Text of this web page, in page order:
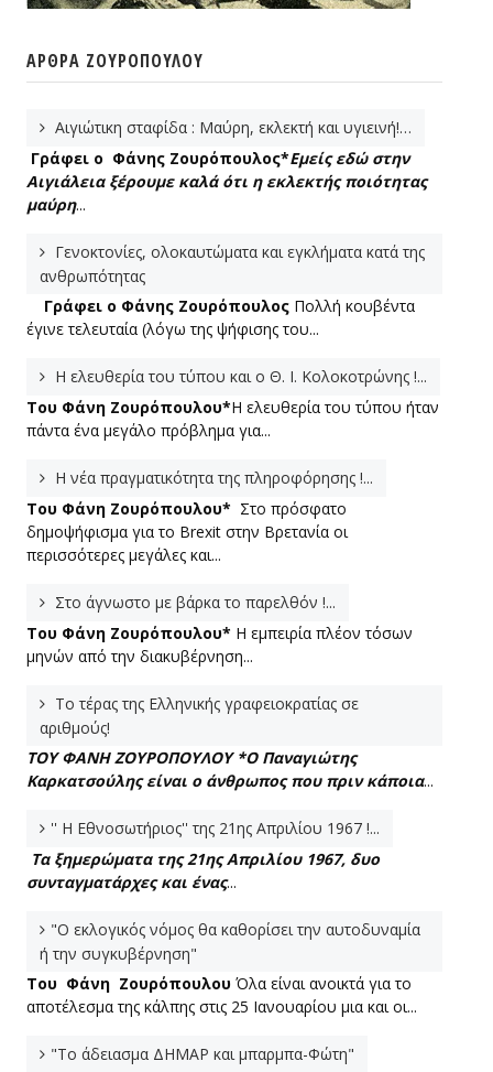
ΆΡΘΡΑ ΖΟΥΡΌΠΟΥΛΟΥ
Αιγιώτικη σταφίδα : Μαύρη, εκλεκτή και υγιεινή!…
Γράφει ο Φάνης Ζουρόπουλος*Εμείς εδώ στην
Αιγιάλεια ξέρουμε καλά ότι η εκλεκτής ποιότητας
μαύρη...
Γενοκτονίες, ολοκαυτώματα και εγκλήματα κατά της
ανθρωπότητας
Γράφει ο Φάνης Ζουρόπουλος Πολλή κουβέντα
έγινε τελευταία (λόγω της ψήφισης του...
Η ελευθερία του τύπου και ο Θ. Ι. Κολοκοτρώνης !...
Του Φάνη Ζουρόπουλου*Η ελευθερία του τύπου ήταν
πάντα ένα μεγάλο πρόβλημα για...
Η νέα πραγματικότητα της πληροφόρησης !...
Του Φάνη Ζουρόπουλου* Στο πρόσφατο
δημοψήφισμα για το Brexit στην Βρετανία οι
περισσότερες μεγάλες και...
Στο άγνωστο με βάρκα το παρελθόν !...
Του Φάνη Ζουρόπουλου* Η εμπειρία πλέον τόσων
μηνών από την διακυβέρνηση...
Το τέρας της Ελληνικής γραφειοκρατίας σε
αριθμούς!
ΤΟΥ ΦΑΝΗ ΖΟΥΡΟΠΟΥΛΟΥ *Ο Παναγιώτης
Καρκατσούλης είναι ο άνθρωπος που πριν κάποια...
'' Η Εθνοσωτήριος'' της 21ης Απριλίου 1967 !...
Τα ξημερώματα της 21ης Απριλίου 1967, δυο
συνταγματάρχες και ένας...
"Ο εκλογικός νόμος θα καθορίσει την αυτοδυναμία
ή την συγκυβέρνηση"
Του Φάνη Ζουρόπουλου Όλα είναι ανοικτά για το
αποτέλεσμα της κάλπης στις 25 Ιανουαρίου μια και οι...
"Το άδειασμα ΔΗΜΑΡ και μπαρμπα-Φώτη"